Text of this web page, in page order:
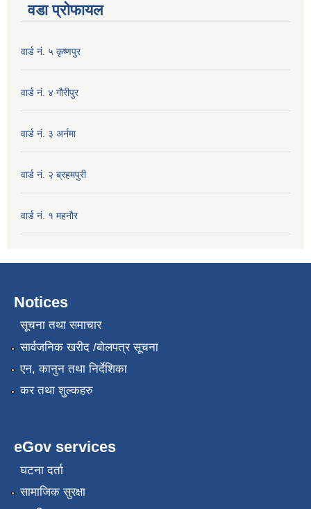
वडा प्रोफायल
वार्ड नं. ५ कृष्णपुर
वार्ड नं. ४ गाैरीपुर
वार्ड नं. ३ अर्नमा
वार्ड नं. २ ब्रहमपुरी
वार्ड नं. १ महनाैर
Notices
सूचना तथा समाचार
सार्वजनिक खरीद /बोलपत्र सूचना
एन, कानुन तथा निर्देशिका
कर तथा शुल्कहरु
eGov services
घटना दर्ता
सामाजिक सुरक्षा